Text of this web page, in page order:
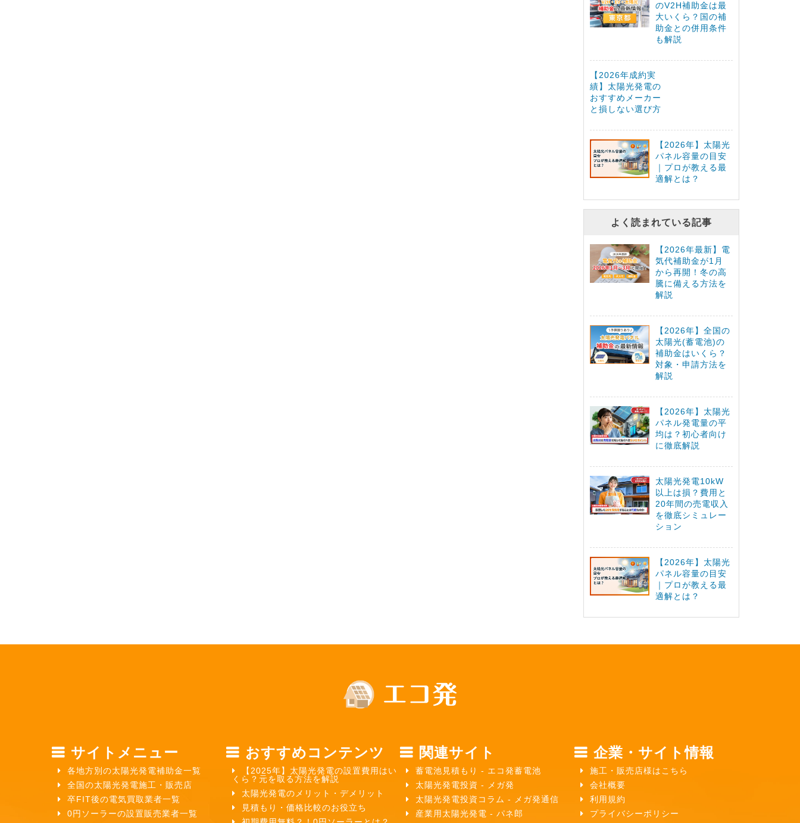
のV2H補助金は最
大いくら？国の補
助金との併用条件
も解説
【2026年成約実
績】太陽光発電の
おすすめメーカー
と損しない選び方
【2026年】太陽光
パネル容量の目安
｜プロが教える最
適解とは？
よく読まれている記事
【2026年最新】電
気代補助金が1月
から再開！冬の高
騰に備える方法を
解説
【2026年】全国の
太陽光(蓄電池)の
補助金はいくら？
対象・申請方法を
解説
【2026年】太陽光
パネル発電量の平
均は？初心者向け
に徹底解説
太陽光発電10kW
以上は損？費用と
20年間の売電収入
を徹底シミュレー
ション
【2026年】太陽光
パネル容量の目安
｜プロが教える最
適解とは？
サイトメニュー
各地方別の太陽光発電補助金一覧
全国の太陽光発電施工・販売店
卒FIT後の電気買取業者一覧
0円ソーラーの設置販売業者一覧
おすすめコンテンツ
【2025年】太陽光発電の設置費用はい
くら？元を取る方法を解説
太陽光発電のメリット・デメリット
見積もり・価格比較のお役立ち
関連サイト
蓄電池見積もり - エコ発蓄電池
太陽光発電投資 - メガ発
太陽光発電投資コラム - メガ発通信
産業用太陽光発電 - パネ郎
企業・サイト情報
施工・販売店様はこちら
会社概要
利用規約
プライバシーポリシー